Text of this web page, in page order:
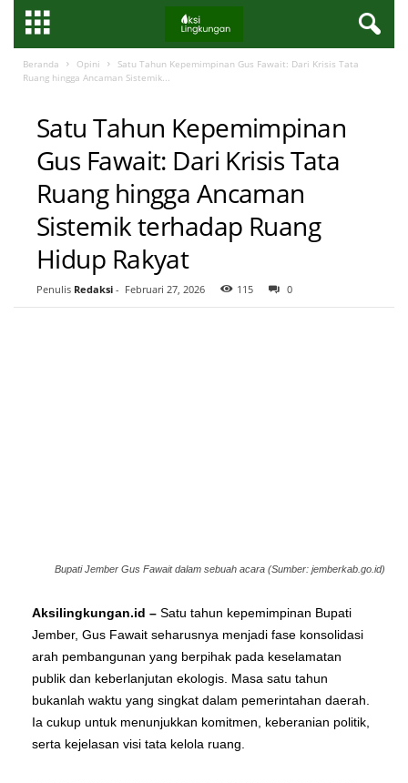
Beranda Opini
Satu Tahun Kepemimpinan Gus Fawait: Dari Krisis Tata
Ruang hingga Ancaman Sistemik...
Satu Tahun Kepemimpinan
Gus Fawait: Dari Krisis Tata
Ruang hingga Ancaman
Sistemik terhadap Ruang
Hidup Rakyat
Penulis Redaksi - Februari 27, 2026 115 0
Bupati Jember Gus Fawait dalam sebuah acara (Sumber: jemberkab.go.id)
Aksilingkungan.id – Satu tahun kepemimpinan Bupati
Jember, Gus Fawait seharusnya menjadi fase konsolidasi
arah pembangunan yang berpihak pada keselamatan
publik dan keberlanjutan ekologis. Masa satu tahun
bukanlah waktu yang singkat dalam pemerintahan daerah.
Ia cukup untuk menunjukkan komitmen, keberanian politik,
serta kejelasan visi tata kelola ruang.